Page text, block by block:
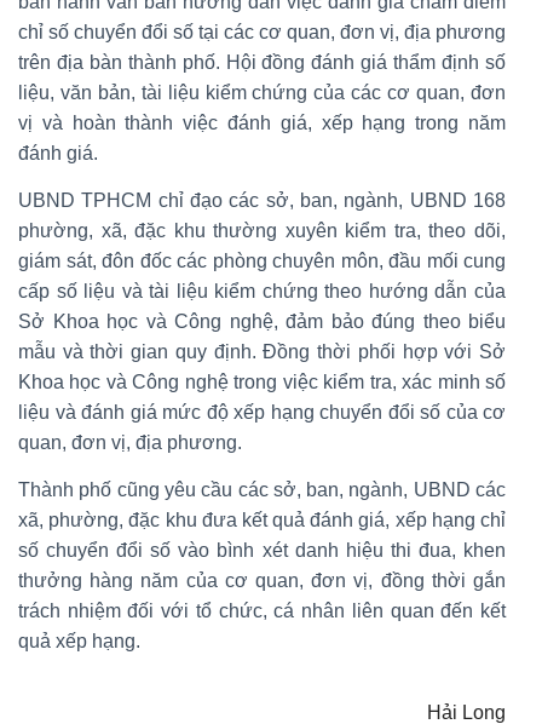
chỉ số chuyển đổi số tại các cơ quan, đơn vị, địa phương
trên địa bàn thành phố. Hội đồng đánh giá thẩm định số
liệu, văn bản, tài liệu kiểm chứng của các cơ quan, đơn
vị và hoàn thành việc đánh giá, xếp hạng trong năm
đánh giá.
UBND TPHCM chỉ đạo các sở, ban, ngành, UBND 168
phường, xã, đặc khu thường xuyên kiểm tra, theo dõi,
giám sát, đôn đốc các phòng chuyên môn, đầu mối cung
cấp số liệu và tài liệu kiểm chứng theo hướng dẫn của
Sở Khoa học và Công nghệ, đảm bảo đúng theo biểu
mẫu và thời gian quy định. Đồng thời phối hợp với Sở
Khoa học và Công nghệ trong việc kiểm tra, xác minh số
liệu và đánh giá mức độ xếp hạng chuyển đổi số của cơ
quan, đơn vị, địa phương.
Thành phố cũng yêu cầu các sở, ban, ngành, UBND các
xã, phường, đặc khu đưa kết quả đánh giá, xếp hạng chỉ
số chuyển đổi số vào bình xét danh hiệu thi đua, khen
thưởng hàng năm của cơ quan, đơn vị, đồng thời gắn
trách nhiệm đối với tổ chức, cá nhân liên quan đến kết
quả xếp hạng.
Hải Long